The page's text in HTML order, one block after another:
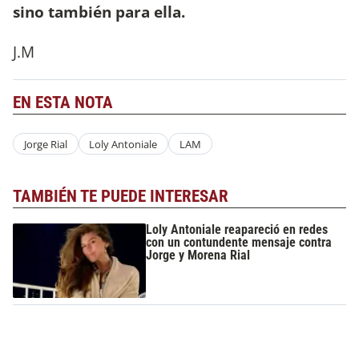
sino también para ella.
J.M
EN ESTA NOTA
Jorge Rial Loly Antoniale LAM
TAMBIÉN TE PUEDE INTERESAR
Loly Antoniale reapareció en redes
con un contundente mensaje contra
Jorge y Morena Rial